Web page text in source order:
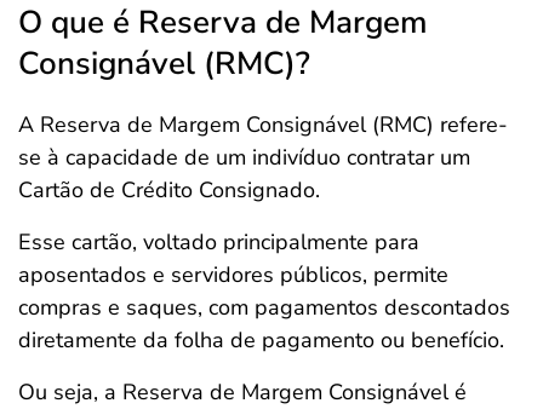
O que é Reserva de Margem
Consignável (RMC)?
A Reserva de Margem Consignável (RMC) refere-
se à capacidade de um indivíduo contratar um
Cartão de Crédito Consignado.
Esse cartão, voltado principalmente para
aposentados e servidores públicos, permite
compras e saques, com pagamentos descontados
diretamente da folha de pagamento ou benefício.
Ou seja, a Reserva de Margem Consignável é